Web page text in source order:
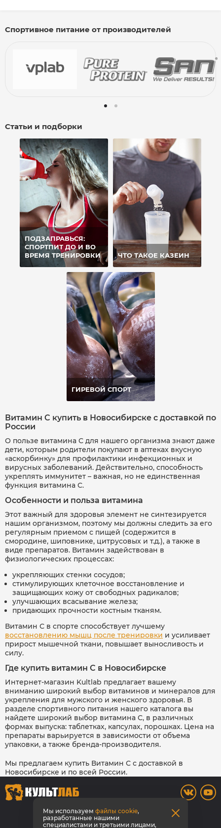
Спортивное питание от производителей
Статьи и подборки
ПОДЗАПРАВЬСЯ:
СПОРТПИТ ДО И ВО
ВРЕМЯ ТРЕНИРОВКИ
ЧТО ТАКОЕ КАЗЕИН
ГИРЕВОЙ СПОРТ
Витамин C купить в Новосибирске с доставкой по
России
О пользе витамина С для нашего организма знают даже
дети, которым родители покупают в аптеках вкусную
«аскорбинку» для профилактики инфекционных и
вирусных заболеваний. Действительно, способность
укреплять иммунитет – важная, но не единственная
функция витамина С.
Особенности и польза витамина
Этот важный для здоровья элемент не синтезируется
нашим организмом, поэтому мы должны следить за его
регулярным приемом с пищей (содержится в
смородине, шиповнике, цитрусовых и т.д.), а также в
виде препаратов. Витамин задействован в
физиологических процессах:
укрепляющих стенки сосудов;
стимулирующих клеточное восстановление и
защищающих кожу от свободных радикалов;
улучшающих всасывание железа;
придающих прочности костным тканям.
Витамин С в спорте способствует лучшему
восстановлению мышц после тренировки и усиливает
прирост мышечной ткани, повышает выносливость и
силу.
Где купить витамин С в Новосибирске
Интернет-магазин Kultlab предлагает вашему
вниманию широкий выбор витаминов и минералов для
укрепления для мужского и женского здоровья. В
разделе спортивного питания нашего каталога вы
найдете широкий выбор витамина С, в различных
формах выпуска: таблетках, капсулах, порошках. Цена на
препараты варьируется в зависимости от объема
упаковки, а также бренда-производителя.
Мы предлагаем купить Витамин С с доставкой в
Новосибирске и по всей России.
8 800 700-42-31
Заказать звонок
Мы используемфайлы cookie,
разработанные нашими
специалистами и третьими лицами,